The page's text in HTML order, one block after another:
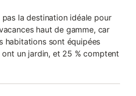
la destination idéale pour
haut de gamme, car
habitations sont équipées
un jardin, et 25 % comptent